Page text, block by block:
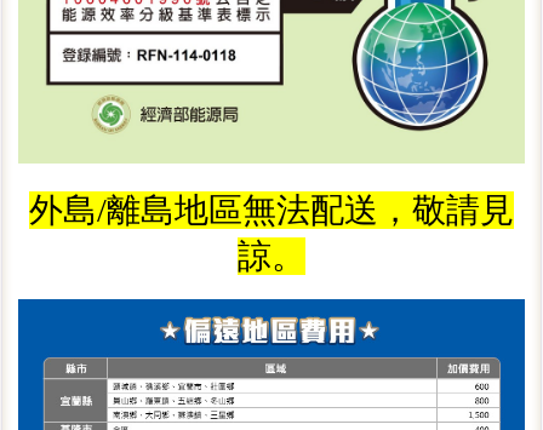
外島/離島地區無法配送，敬請見
諒。